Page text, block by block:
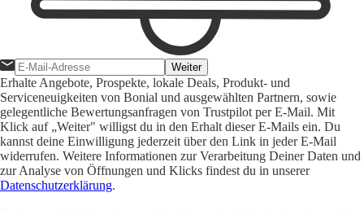
Weiter
Erhalte Angebote, Prospekte, lokale Deals, Produkt- und
Serviceneuigkeiten von Bonial und ausgewählten Partnern, sowie
gelegentliche Bewertungsanfragen von Trustpilot per E-Mail. Mit
Klick auf „Weiter" willigst du in den Erhalt dieser E-Mails ein. Du
kannst deine Einwilligung jederzeit über den Link in jeder E-Mail
widerrufen. Weitere Informationen zur Verarbeitung Deiner Daten und
zur Analyse von Öffnungen und Klicks findest du in unserer
Datenschutzerklärung.